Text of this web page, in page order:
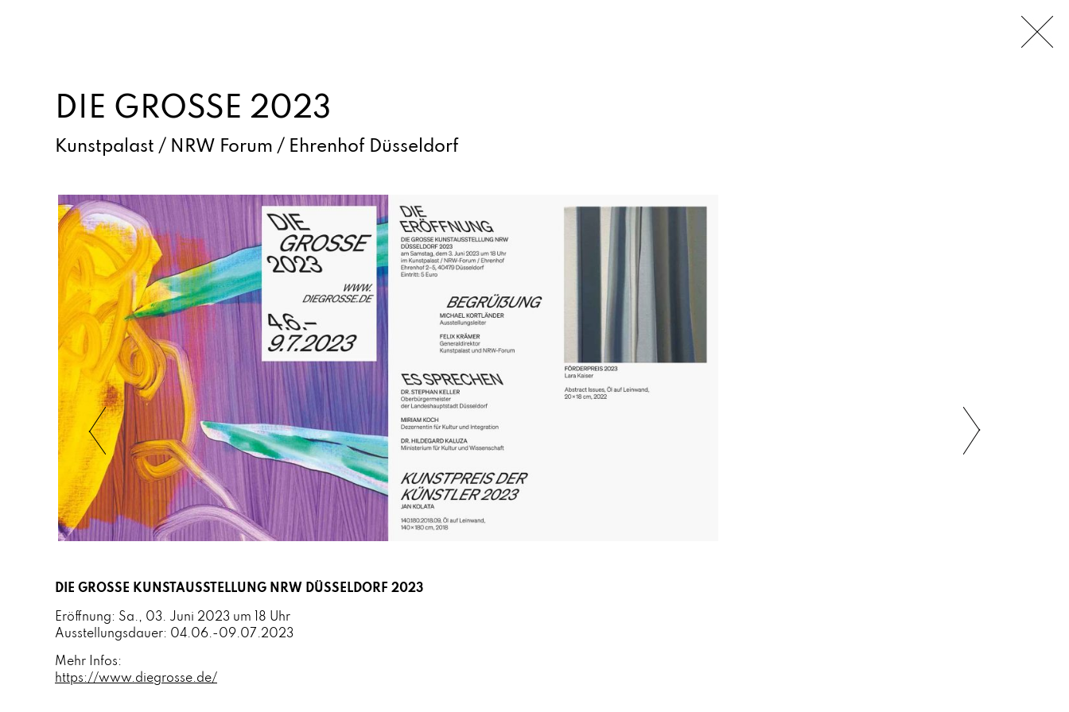
DIE GROSSE 2023
Kunstpalast / NRW Forum / Ehrenhof Düsseldorf
DIE GROSSE KUNSTAUSSTELLUNG NRW DÜSSELDORF 2023
Eröffnung: Sa., 03. Juni 2023 um 18 Uhr
Ausstellungsdauer: 04.06.-09.07.2023
Mehr Infos:
https://www.diegrosse.de/